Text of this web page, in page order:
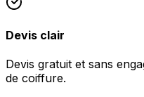
Devis clair
Devis gratuit et sans
de coiffure.